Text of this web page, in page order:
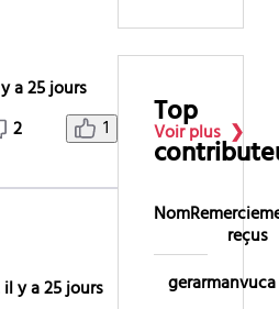
a 25 jours
2
1
il y a 25 jours
Top
Voir plus
Nom
reçus
gerarmanvuca